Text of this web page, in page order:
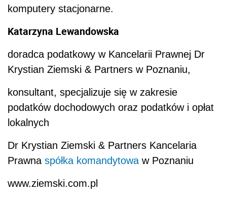
komputery stacjonarne.
Katarzyna Lewandowska
doradca podatkowy w Kancelarii Prawnej Dr
Krystian Ziemski & Partners w Poznaniu,
konsultant, specjalizuje się w zakresie
podatków dochodowych oraz podatków i opłat
lokalnych
Dr Krystian Ziemski & Partners Kancelaria
Prawna spółka komandytowa w Poznaniu
www.ziemski.com.pl